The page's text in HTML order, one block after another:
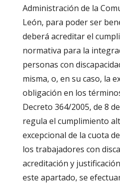
Administración de la
León, para poder ser
deberá acreditar el
normativa para la
personas con
misma, o, en su caso, la
obligación en los
Decreto 364/2005, de 8
regula el cumplimiento
excepcional de la cuota
los trabajadores con
acreditación y
este apartado, se